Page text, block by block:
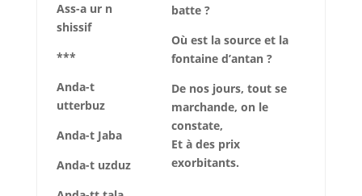
Ass-a ur n
shissif
***
Anda-t
utterbuz
Anda-t Jaba
Anda-t uzduz
batte ?
Où est la source et la
fontaine d’antan ?
De nos jours, tout se
marchande, on le
constate,
Et à des prix
exorbitants.